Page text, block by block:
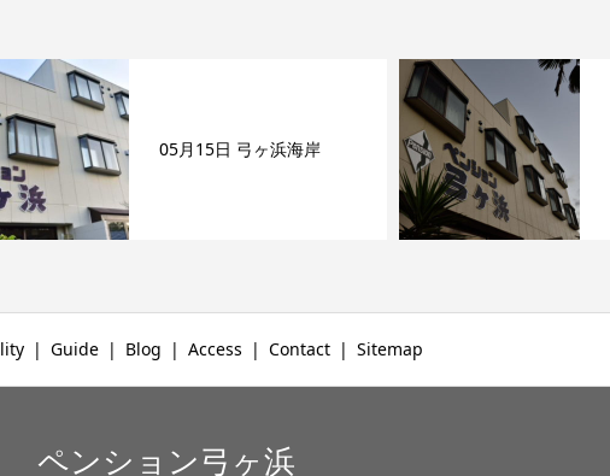
05月15日 弓ヶ浜海岸
Guide Blog Access Contact Sitemap
ペンション弓ヶ浜